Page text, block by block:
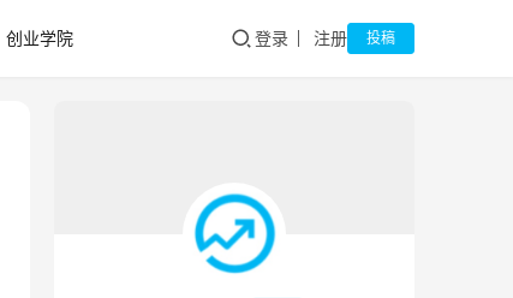
创业学院 登录 注册 投稿